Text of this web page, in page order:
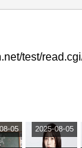
test/
05 2025-08-05